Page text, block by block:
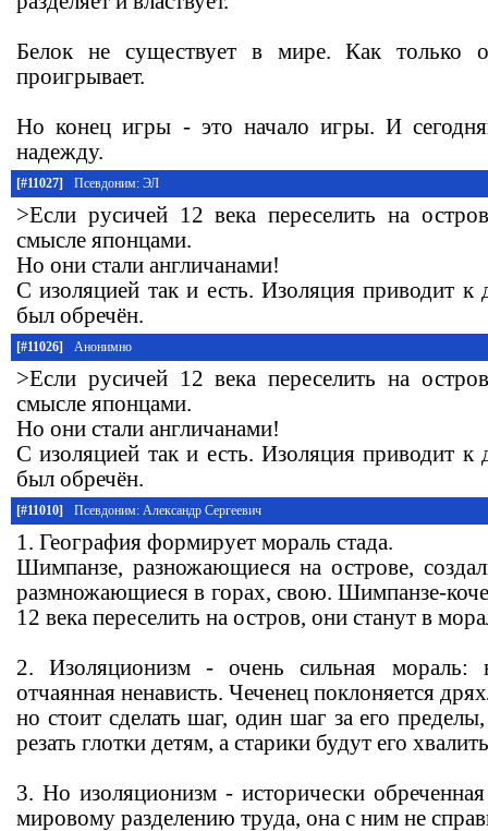
Белок не существует в мире. Как только
проигрывает.
Но конец игры - это начало игры. И
надежду.
[#11027] Псевдоним: ЭЛ
>Если русичей 12 века переселить на
смысле японцами.
Но они стали англичанами!
С изоляцией так и есть. Изоляция приводит
был обречён.
[#11026] Анонимно
>Если русичей 12 века переселить на
смысле японцами.
Но они стали англичанами!
С изоляцией так и есть. Изоляция приводит
был обречён.
[#11010] Псевдоним: Александр Сергеевич
1. География формирует мораль стада.
Шимпанзе, разножающиеся на острове,
размножающиеся в горах, свою. Шимпанзе-
12 века переселить на остров, они станут в
2. Изоляционизм - очень сильная
отчаянная ненависть. Чеченец поклоняется
но стоит сделать шаг, один шаг за его
резать глотки детям, а старики будут его
3. Но изоляционизм - исторически
мировому разделению труда, она с ним не